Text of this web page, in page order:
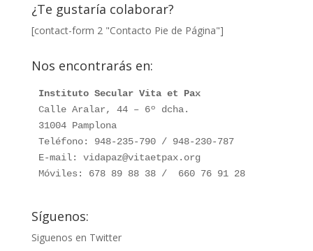
¿Te gustaría colaborar?
[contact-form 2 "Contacto Pie de Página"]
Nos encontrarás en:
Instituto Secular Vita et Pax
Calle Aralar, 44 – 6º dcha.
31004 Pamplona
Teléfono: 948-235-790 / 948-230-787
E-mail: vidapaz@vitaetpax.org
Móviles: 678 89 88 38 /  660 76 91 28
Síguenos:
Siguenos en Twitter